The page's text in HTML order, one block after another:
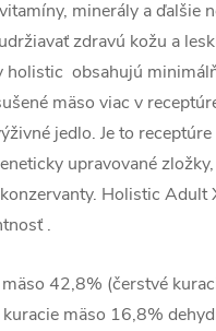
minerály a ďalšie
zdravú kožu a
holistic obsahujú
mäso viac v
jedlo. Je to
upravované
Holistic Adult
.
42,8% (čerstvé
mäso 16,8%